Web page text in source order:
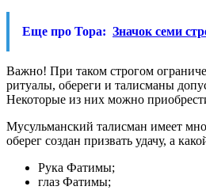
Еще про Тора: Значок семи
Важно! При таком строгом
ритуалы, обереги и талисманы
Некоторые из них можно
Мусульманский талисман имеет
оберег создан призвать удачу, а
Рука Фатимы;
глаз Фатимы;